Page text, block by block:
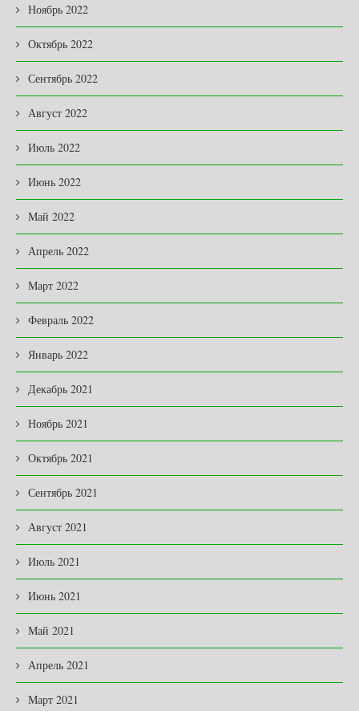
Ноябрь 2022
Октябрь 2022
Сентябрь 2022
Август 2022
Июль 2022
Июнь 2022
Май 2022
Апрель 2022
Март 2022
Февраль 2022
Январь 2022
Декабрь 2021
Ноябрь 2021
Октябрь 2021
Сентябрь 2021
Август 2021
Июль 2021
Июнь 2021
Май 2021
Апрель 2021
Март 2021